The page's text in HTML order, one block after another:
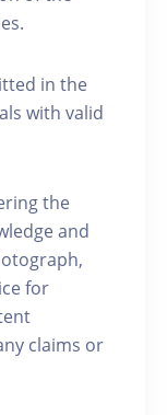
in the
with valid
the
and
for
claims or